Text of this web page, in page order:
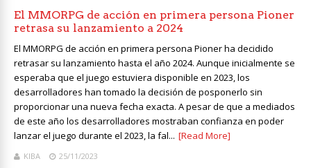
El MMORPG de acción en primera persona Pioner
retrasa su lanzamiento a 2024
El MMORPG de acción en primera persona Pioner ha decidido
retrasar su lanzamiento hasta el año 2024. Aunque inicialmente se
esperaba que el juego estuviera disponible en 2023, los
desarrolladores han tomado la decisión de posponerlo sin
proporcionar una nueva fecha exacta. A pesar de que a mediados
de este año los desarrolladores mostraban confianza en poder
lanzar el juego durante el 2023, la fal... [Read More]
KIBA 25/11/2023